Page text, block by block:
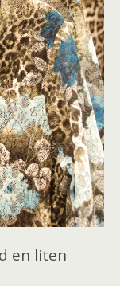
en liten